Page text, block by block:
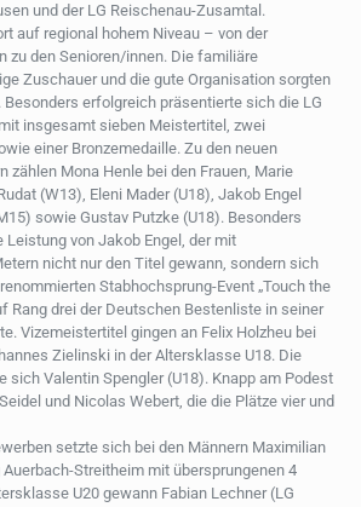
und der LG Reischenau-Zusamtal.
auf regional hohem Niveau – von der
zu den Senioren/innen. Die familiäre
Zuschauer und die gute Organisation sorgten
erfolgreich präsentierte sich die LG
insgesamt sieben Meistertitel, zwei
einer Bronzemedaille. Zu den neuen
zählen Mona Henle bei den Frauen, Marie
(W13), Eleni Mader (U18), Jakob Engel
sowie Gustav Putzke (U18). Besonders
Leistung von Jakob Engel, der mit
nicht nur den Titel gewann, sondern sich
Stabhochsprung-Event „Touch the
Rang drei der Deutschen Bestenliste in seiner
Vizemeistertitel gingen an Felix Holzheu bei
Zielinski in der Altersklasse U18. Die
sich Valentin Spengler (U18). Knapp am Podest
und Nicolas Webert, die die Plätze vier und
setzte sich bei den Männern Maximilian
Streitheim mit übersprungenen 4
U20 gewann Fabian Lechner (LG